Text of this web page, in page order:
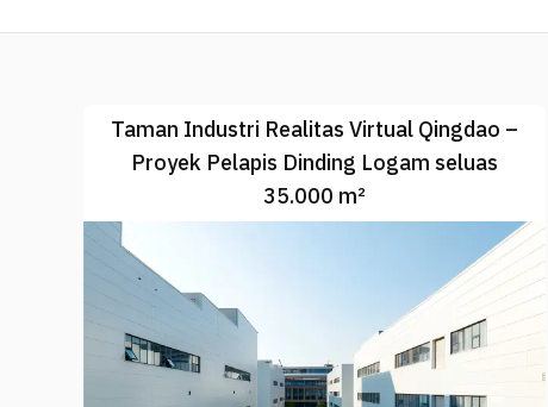
Taman Industri Realitas Virtual Qingdao –
Proyek Pelapis Dinding Logam seluas
35.000 m²